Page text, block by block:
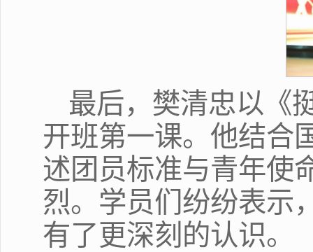
最后，樊清忠以《
开班第一课。他结合
述团员标准与青年使
烈。学员们纷纷表示
有了更深刻的认识。